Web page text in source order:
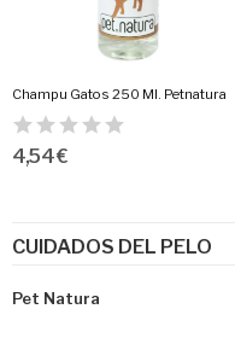
CUIDADOS DEL PELO
Pet Natura
Champu Gatos 250 Ml. Petnatura
4,54 €